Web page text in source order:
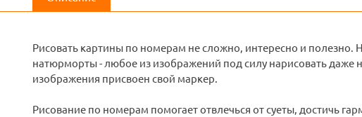
Рисовать картины по номерам не сложно, интересно и
натюрморты - любое из изображений под силу нарисовать даже
изображения присвоен свой маркер.
Рисование по номерам помогает отвлечься от суеты, достичь